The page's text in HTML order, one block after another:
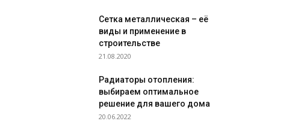
Сетка металлическая – её
виды и применение в
строительстве
21.08.2020
Радиаторы отопления:
выбираем оптимальное
решение для вашего дома
20.06.2022